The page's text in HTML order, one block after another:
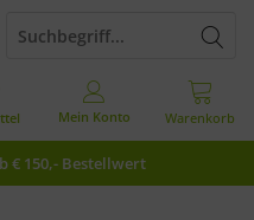
€ 150,- Bestellwert
Warenkorb
Mein Konto